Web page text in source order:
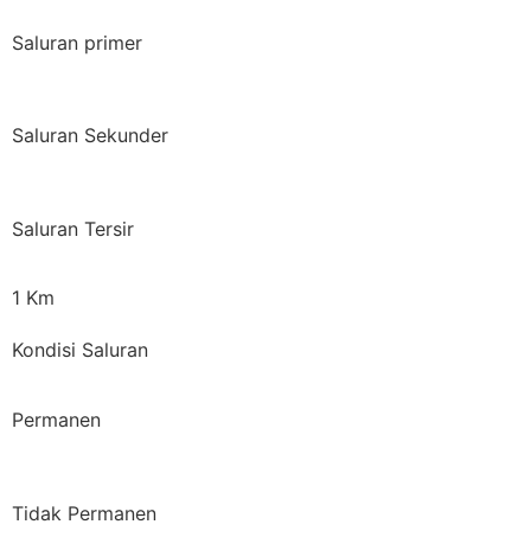
Saluran primer
Saluran Sekunder
Saluran Tersir
1 Km
Kondisi Saluran
Permanen
Tidak Permanen